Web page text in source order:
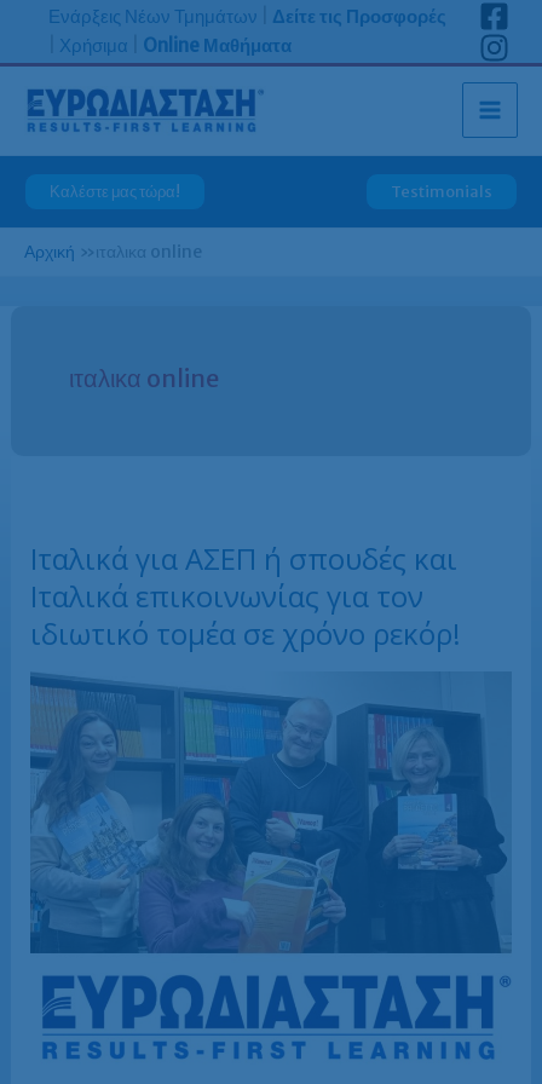
Μετάβαση
περιεχόμενο
Ενάρξεις Νέων Τμημάτων
Δείτε τις Προσφορές
Χρήσιμα Online Μαθήματα
Καλέστε μας τώρα! Testimonials
Αρχική »ιταλικα online
ιταλικα online
Ιταλικά για ΑΣΕΠ ή σπουδές και
Ιταλικά επικοινωνίας για τον
ιδιωτικό τομέα σε χρόνο ρεκόρ!